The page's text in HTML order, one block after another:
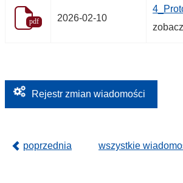
pdf 2026-02-10
Rejestr zmian wiadomości
poprzednia wszystkie